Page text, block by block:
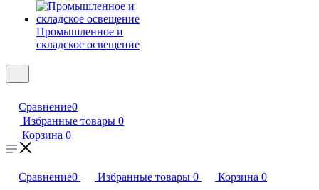
Промышленное и
складское освещение
Сравнение0
Избранные товары 0
Корзина 0
Сравнение0 Избранные товары 0 Корзина 0